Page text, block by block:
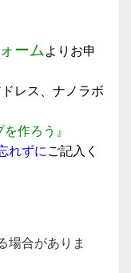
ームよりお申
レス、ナノラボ
作ろう』
れずにご記入く
場合がありま